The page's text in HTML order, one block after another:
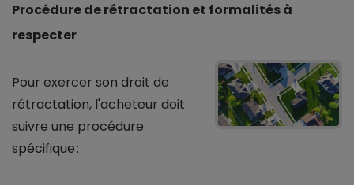
Procédure de rétractation et formalités à
respecter
Pour exercer son droit de
rétractation, l'acheteur doit
suivre une procédure
spécifique :